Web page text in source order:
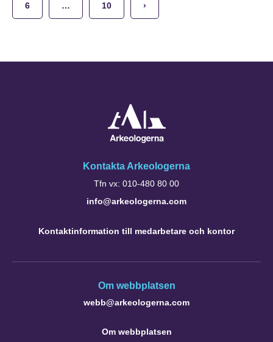
6 … 10 ›
Kontakta Arkeologerna
Tfn vx: 010-480 80 00
info@arkeologerna.com
Kontaktinformation till medarbetare och kontor
Om webbplatsen
webb@arkeologerna.com
Om webbplatsen